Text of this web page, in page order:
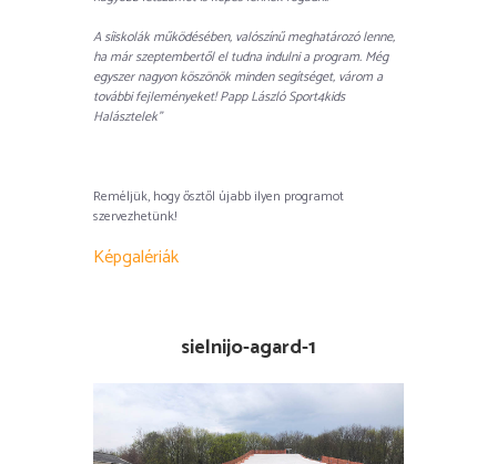
A síiskolák működésében, valószínű meghatározó lenne,
ha már szeptembertől el tudna indulni a program. Még
egyszer nagyon köszönök minden segítséget, várom a
további fejleményeket! Papp László Sport4kids
Halásztelek”
Reméljük, hogy ősztől újabb ilyen programot
szervezhetünk!
Képgalériák
sielnijo-agard-1